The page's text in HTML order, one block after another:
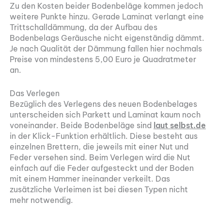
Zu den Kosten beider Bodenbeläge kommen jedoch
weitere Punkte hinzu. Gerade Laminat verlangt eine
Trittschalldämmung, da der Aufbau des
Bodenbelags Geräusche nicht eigenständig dämmt.
Je nach Qualität der Dämmung fallen hier nochmals
Preise von mindestens 5,00 Euro je Quadratmeter
an.
Das Verlegen
Bezüglich des Verlegens des neuen Bodenbelages
unterscheiden sich Parkett und Laminat kaum noch
voneinander. Beide Bodenbeläge sind laut selbst.de
in der Klick-Funktion erhältlich. Diese besteht aus
einzelnen Brettern, die jeweils mit einer Nut und
Feder versehen sind. Beim Verlegen wird die Nut
einfach auf die Feder aufgesteckt und der Boden
mit einem Hammer ineinander verkeilt. Das
zusätzliche Verleimen ist bei diesen Typen nicht
mehr notwendig.